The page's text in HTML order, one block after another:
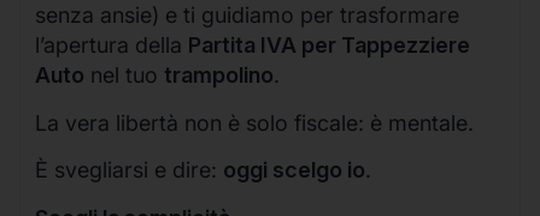
senza ansie) e ti guidiamo per trasformare
l’apertura della Partita IVA per Tappezziere
Auto nel tuo trampolino.
La vera libertà non è solo fiscale: è mentale.
È svegliarsi e dire: oggi scelgo io.